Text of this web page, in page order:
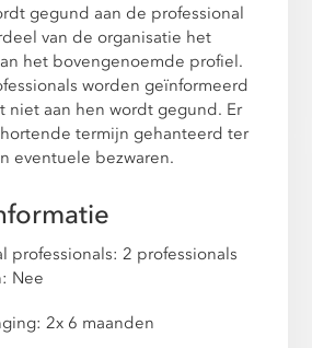
gegund aan de professional
van de organisatie het
het bovengenoemde profiel.
worden geïnformeerd
niet aan hen wordt gegund. Er
termijn gehanteerd ter
eventuele bezwaren.
professionals: 2 professionals
Nee
2x 6 maanden